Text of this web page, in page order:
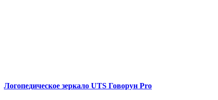
Логопедическое зеркало UTS Говорун Pro